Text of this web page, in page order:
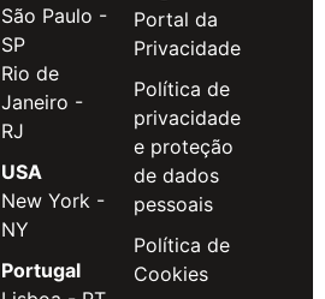
São Paulo -
SP
Rio de
Janeiro -
RJ
USA
New York -
NY
Portugal
Portal da
Privacidade
Política de
privacidade
e proteção
de dados
pessoais
Política de
Cookies